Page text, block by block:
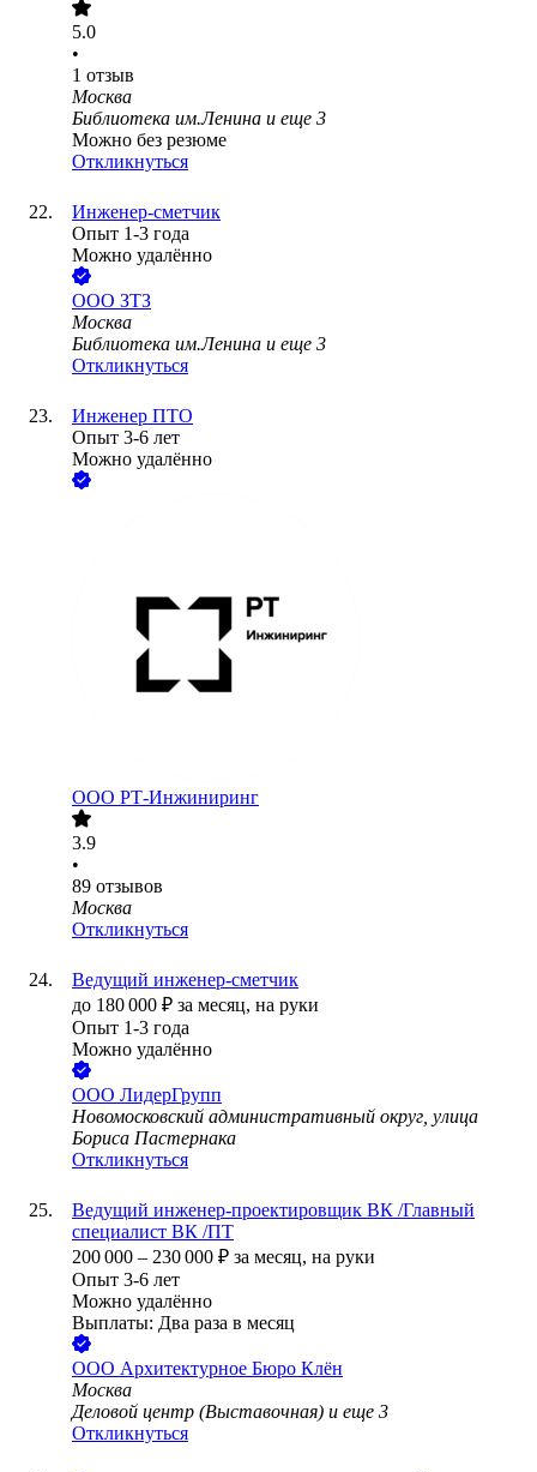
5.0
•
1 отзыв
Москва
Библиотека им.Ленина и еще 3
Можно без резюме
Откликнуться
Инженер-сметчик
Опыт 1-3 года
Можно удалённо
ООО ЗТЗ
Москва
Библиотека им.Ленина и еще 3
Откликнуться
Инженер ПТО
Опыт 3-6 лет
Можно удалённо
ООО РТ-Инжиниринг
3.9
•
89 отзывов
Москва
Откликнуться
Ведущий инженер-сметчик
до 180 000 ₽ за месяц, на руки
Опыт 1-3 года
Можно удалённо
ООО ЛидерГрупп
Новомосковский административный округ, улица
Бориса Пастернака
Откликнуться
Ведущий инженер-проектировщик ВК /Главный
специалист ВК /ПТ
200 000 – 230 000 ₽ за месяц, на руки
Опыт 3-6 лет
Можно удалённо
Выплаты: Два раза в месяц
ООО Архитектурное Бюро Клён
Москва
Деловой центр (Выставочная) и еще 3
Откликнуться